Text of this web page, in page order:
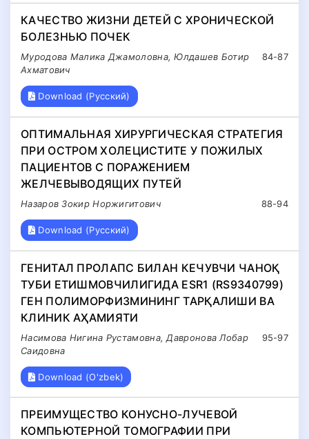
КАЧЕСТВО ЖИЗНИ ДЕТЕЙ C ХРОНИЧЕСКОЙ
БОЛЕЗНЬЮ ПОЧЕК
84-87
Муродова Малика Джамоловна, Юлдашев Ботир
Ахматович
Download (Русский)
ОПТИМАЛЬНАЯ ХИРУРГИЧЕСКАЯ СТРАТЕГИЯ
ПРИ ОСТРОМ ХОЛЕЦИСТИТЕ У ПОЖИЛЫХ
ПАЦИЕНТОВ С ПОРАЖЕНИЕМ
ЖЕЛЧЕВЫВОДЯЩИХ ПУТЕЙ
88-94
Назаров Зокир Норжигитович
Download (Русский)
ГЕНИТАЛ ПРОЛАПС БИЛАН КЕЧУВЧИ ЧАНОҚ
ТУБИ ЕТИШМОВЧИЛИГИДА ESR1 (RS9340799)
ГЕН ПОЛИМОРФИЗМИНИНГ ТАРҚАЛИШИ ВА
КЛИНИК АҲАМИЯТИ
95-97
Насимова Нигина Рустамовна, Давронова Лобар
Саидовна
Download (O'zbek)
ПРЕИМУЩЕСТВО КОНУСНО-ЛУЧЕВОЙ
КОМПЬЮТЕРНОЙ ТОМОГРАФИИ ПРИ